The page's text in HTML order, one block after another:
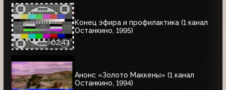
02:43
Конец эфира и профилактика (1 канал
Останкино, 1995)
Анонс «Золото Маккены» (1 канал
Останкино, 1994)